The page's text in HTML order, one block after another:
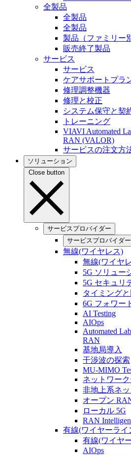
全製品
全製品
全製品
製品（ファミリー
販売終了製品
サービス
サービス
ケアサポートプラ
修理調整機器
修理と校正
システム保守と契
トレーニング
VIAVI Automated
RAN (VALOR)
サービスの注文方
ソリューション
Close button
サービスプロバイダー
サービスプロバイダー
無線(ワイヤレス)
無線(ワイヤ
5G ソリュー
5G セキュリ
タイミング
6G フォワー
AI Testing
AIOps
Automated
RAN
基地局導入
干渉波の探索
MU-MIMO
ネットワー
非地上系ネ
オープン
ローカル 5G
RAN
有線(ワイヤーライ
有線(ワイヤ
AIOps